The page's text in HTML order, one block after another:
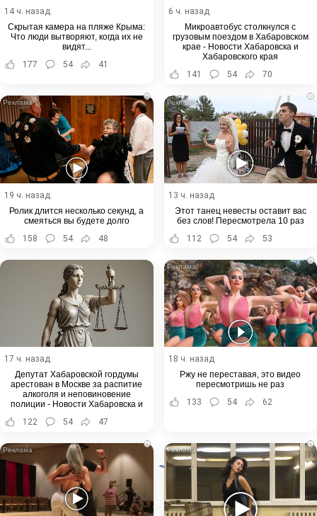
14 ч. назад
Скрытая камера на пляже Крыма:
Что люди вытворяют, когда их не
видят...
177
54 41
6 ч. назад
Микроавтобус столкнулся с
грузовым поездом в Хабаровском
крае - Новости Хабаровска и
Хабаровского края
141
54 70
i
19 ч. назад
Ролик длится несколько секунд, а
смеяться вы будете долго
158
54 48
i
13 ч. назад
Этот танец невесты оставит вас
без слов! Пересмотрела 10 раз
112
54 53
17 ч. назад
Депутат Хабаровской гордумы
арестован в Москве за распитие
алкоголя и неповиновение
полиции - Новости Хабаровска и
122 54 47
i
18 ч. назад
Ржу не переставая, это видео
пересмотришь не раз
133
54 62
i i